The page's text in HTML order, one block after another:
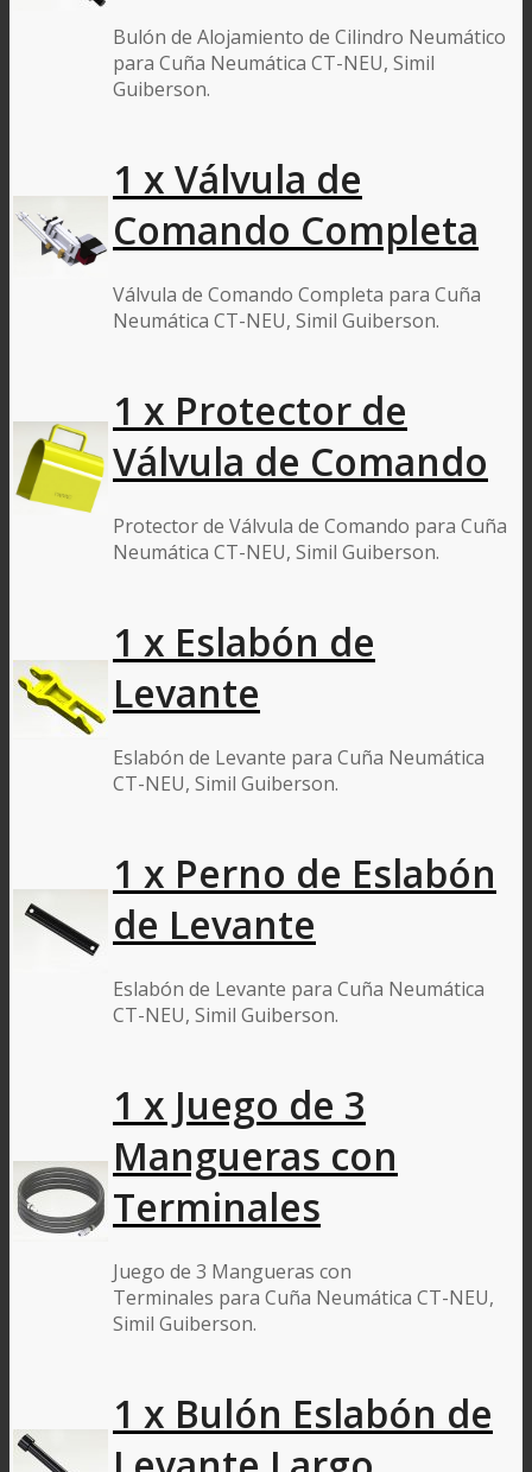
Bulón de Alojamiento de Cilindro Neumático
para Cuña Neumática CT-NEU, Simil
Guiberson.
1 x Válvula de
Comando Completa
Válvula de Comando Completa para Cuña
Neumática CT-NEU, Simil Guiberson.
1 x Protector de
Válvula de Comando
Protector de Válvula de Comando para Cuña
Neumática CT-NEU, Simil Guiberson.
1 x Eslabón de
Levante
Eslabón de Levante para Cuña Neumática
CT-NEU, Simil Guiberson.
1 x Perno de Eslabón
de Levante
Eslabón de Levante para Cuña Neumática
CT-NEU, Simil Guiberson.
1 x Juego de 3
Mangueras con
Terminales
Juego de 3 Mangueras con
Terminales para Cuña Neumática CT-NEU,
Simil Guiberson.
1 x Bulón Eslabón de